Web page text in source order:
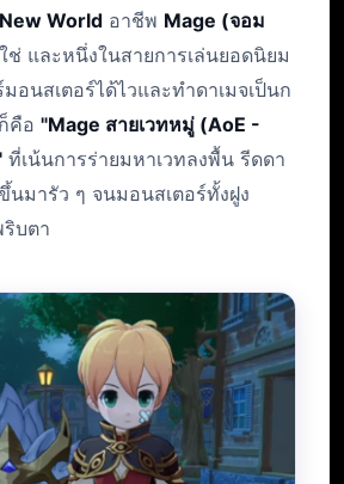
World อาชีพ Mage (จอม
และหนึ่งในสายการเล่นยอดนิยม
อนสเตอร์ได้ไวและทำดาเมจเป็นก
คือ "Mage สายเวทหมู่ (AoE -
ที่เน้นการร่ายมหาเวทลงพื้น รีดดา
นมารัว ๆ จนมอนสเตอร์ทั้งฝูง
บตา